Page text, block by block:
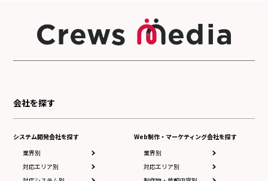
会社を探す
システム開発会社を探す
業界別
対応エリア別
Web制作・マーケティング会社を探す
業界別
対応エリア別